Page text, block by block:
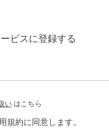
ビスに登録する
い はこちら
規約に同意します。